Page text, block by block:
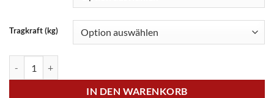
Tragkraft (kg)
IN DEN WARENKORB